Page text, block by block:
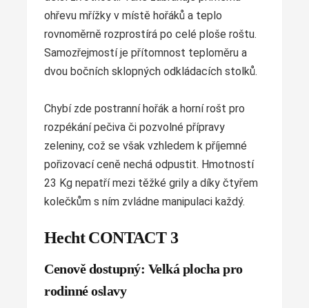
ohřevu mřížky v místě hořáků a teplo
rovnoměrně rozprostírá po celé ploše roštu.
Samozřejmostí je přítomnost teploměru a
dvou bočních sklopných odkládacích stolků.
Chybí zde postranní hořák a horní rošt pro
rozpékání pečiva či pozvolné přípravy
zeleniny, což se však vzhledem k příjemné
pořizovací ceně nechá odpustit. Hmotností
23 Kg nepatří mezi těžké grily a díky čtyřem
kolečkům s ním zvládne manipulaci každý.
Hecht CONTACT 3
Cenově dostupný: Velká plocha pro
rodinné oslavy